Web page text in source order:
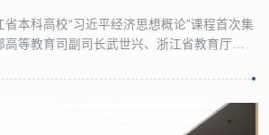
本科高校“习近平经济思想概论”课程首次集
等教育司副司长武世兴、浙江省教育厅高
教师代表参会。学校教务处、经济学院等相
教师代表参加会议，马克思主义学院邢雁欣
。本次备课会旨在贯彻落实教育部关于推进